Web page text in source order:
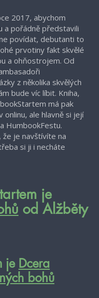
2017, abychom
a pořádně představili
povídat, debutanti to
prvotiny fakt skvělé
a ohňostrojem. Od
z několika skvělých
bude víc líbit. Kniha,
má pak
ale hlavně si její
HumbookFestu.
je navštívíte na
si ji i necháte
je
od Alžběty
je Dcera
bohů